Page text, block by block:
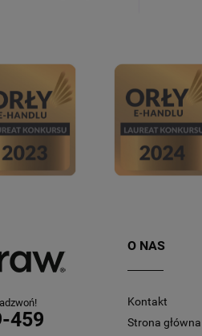
459
O NAS
Kontakt
Strona główna